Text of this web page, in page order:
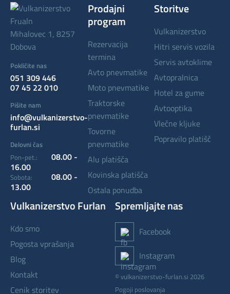
Mihalovec 1, 8257
Dobova
Pokličite nas
051 309 446
07 45 22 010
Pišite nam
info@vulkanizerstvo-
furlan.si
Delovni čas
Pon-pet.:
08.00 -
16.00
Sobota:
08.00 -
13.00
Prodajni
program
rezervacija
termina
avto pnevmatike
moto pnevmatike
traktorske
pnevmatike
tovorne
pnevmatike
alu platišča
kovinska platišča
ostala ponudba
Storitve
vulkanizerstvo
hitri servis vozila
servis avtoklime
avtopralnica
hotel za gume
avtooptika
vlečne kljuke
popravilo platišč
Vulkanizerstvo Furlan
kdo smo
pogosta vprašanja
blog
kontakt
cenik storitev
Spremljajte nas
Facebook
Instagram
© vulkanizerstvo-furlan.si 2026
Pogoji poslovanja